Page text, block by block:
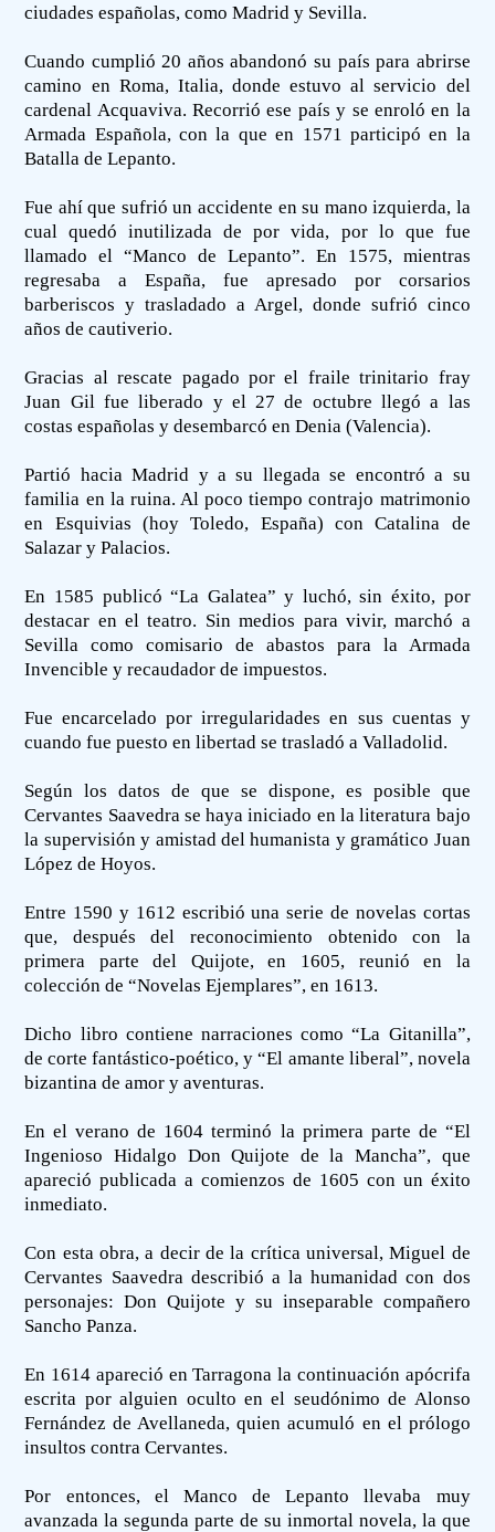
ciudades españolas, como Madrid y Sevilla.
Cuando cumplió 20 años abandonó su país para abrirse
camino en Roma, Italia, donde estuvo al servicio del
cardenal Acquaviva. Recorrió ese país y se enroló en la
Armada Española, con la que en 1571 participó en la
Batalla de Lepanto.
Fue ahí que sufrió un accidente en su mano izquierda, la
cual quedó inutilizada de por vida, por lo que fue
llamado el “Manco de Lepanto”. En 1575, mientras
regresaba a España, fue apresado por corsarios
barberiscos y trasladado a Argel, donde sufrió cinco
años de cautiverio.
Gracias al rescate pagado por el fraile trinitario fray
Juan Gil fue liberado y el 27 de octubre llegó a las
costas españolas y desembarcó en Denia (Valencia).
Partió hacia Madrid y a su llegada se encontró a su
familia en la ruina. Al poco tiempo contrajo matrimonio
en Esquivias (hoy Toledo, España) con Catalina de
Salazar y Palacios.
En 1585 publicó “La Galatea” y luchó, sin éxito, por
destacar en el teatro. Sin medios para vivir, marchó a
Sevilla como comisario de abastos para la Armada
Invencible y recaudador de impuestos.
Fue encarcelado por irregularidades en sus cuentas y
cuando fue puesto en libertad se trasladó a Valladolid.
Según los datos de que se dispone, es posible que
Cervantes Saavedra se haya iniciado en la literatura bajo
la supervisión y amistad del humanista y gramático Juan
López de Hoyos.
Entre 1590 y 1612 escribió una serie de novelas cortas
que, después del reconocimiento obtenido con la
primera parte del Quijote, en 1605, reunió en la
colección de “Novelas Ejemplares”, en 1613.
Dicho libro contiene narraciones como “La Gitanilla”,
de corte fantástico-poético, y “El amante liberal”, novela
bizantina de amor y aventuras.
En el verano de 1604 terminó la primera parte de “El
Ingenioso Hidalgo Don Quijote de la Mancha”, que
apareció publicada a comienzos de 1605 con un éxito
inmediato.
Con esta obra, a decir de la crítica universal, Miguel de
Cervantes Saavedra describió a la humanidad con dos
personajes: Don Quijote y su inseparable compañero
Sancho Panza.
En 1614 apareció en Tarragona la continuación apócrifa
escrita por alguien oculto en el seudónimo de Alonso
Fernández de Avellaneda, quien acumuló en el prólogo
insultos contra Cervantes.
Por entonces, el Manco de Lepanto llevaba muy
avanzada la segunda parte de su inmortal novela, la que